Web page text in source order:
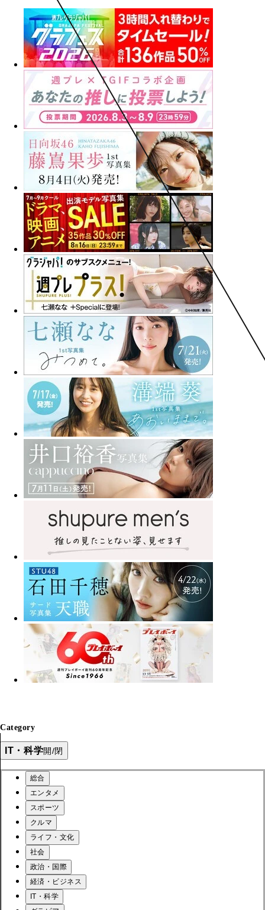
Category
IT・科学開/閉
総合
エンタメ
スポーツ
クルマ
ライフ・文化
社会
政治・国際
経済・ビジネス
IT・科学